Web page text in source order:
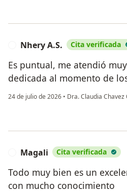
Nhery A.S. Cita verificada
Es puntual, me atendió
dedicada al momento de
24 de julio de 2026 • Dra. Claudia Chavez
Magali Cita verificada
Todo muy bien es un
con mucho conocimiento